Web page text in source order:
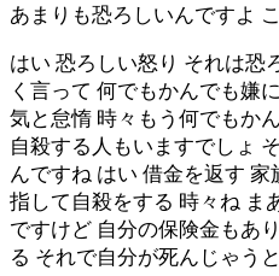
あまりも恐ろしいんですよ
はい 恐ろしい怒り それは恐
く言って 何でもかんでも嫌
気と怠惰 時々もう何でもか
自殺する人もいますでしょ
んですね はい 借金を返す
指して自殺をする 時々ね ま
ですけど 自分の保険金もあ
る それで自分が死んじゃう